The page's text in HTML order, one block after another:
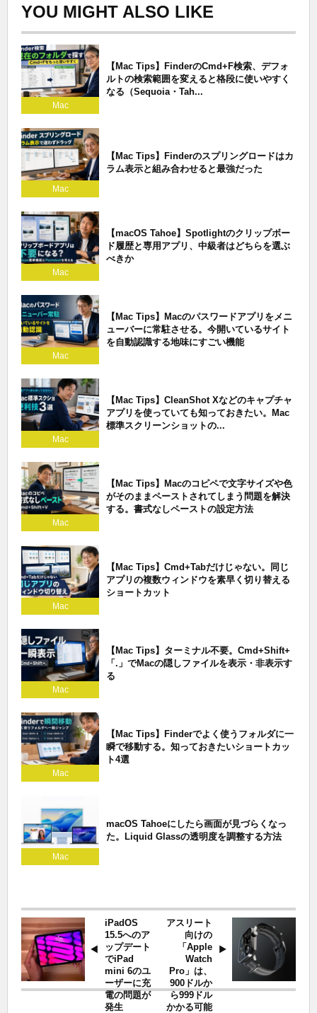
YOU MIGHT ALSO LIKE
Mac
【Mac Tips】FinderのCmd+F検索、デフォ
ルトの検索範囲を変えると格段に使いやすく
なる（Sequoia・Tah...
Mac
【Mac Tips】Finderのスプリングロードはカ
ラム表示と組み合わせると最強だった
Mac
【macOS Tahoe】Spotlightのクリップボー
ド履歴と専用アプリ、中級者はどちらを選ぶ
べきか
Mac
【Mac Tips】Macのパスワードアプリをメニ
ューバーに常駐させる。今開いているサイト
を自動認識する地味にすごい機能
Mac
【Mac Tips】CleanShot Xなどのキャプチャ
アプリを使っていても知っておきたい。Mac
標準スクリーンショットの...
Mac
【Mac Tips】Macのコピペで文字サイズや色
がそのままペーストされてしまう問題を解決
する。書式なしペーストの設定方法
Mac
【Mac Tips】Cmd+Tabだけじゃない。同じ
アプリの複数ウィンドウを素早く切り替える
ショートカット
Mac
【Mac Tips】ターミナル不要。Cmd+Shift+
「.」でMacの隠しファイルを表示・非表示す
る
Mac
【Mac Tips】Finderでよく使うフォルダに一
瞬で移動する。知っておきたいショートカッ
ト4選
Mac
macOS Tahoeにしたら画面が見づらくなっ
た。Liquid Glassの透明度を調整する方法
iPadOS
15.5へのア
ップデート
でiPad
mini 6のユ
ーザーに充
電の問題が
発生
アスリート
向けの
「Apple
Watch
Pro」は、
900ドルか
ら999ドル
かかる可能